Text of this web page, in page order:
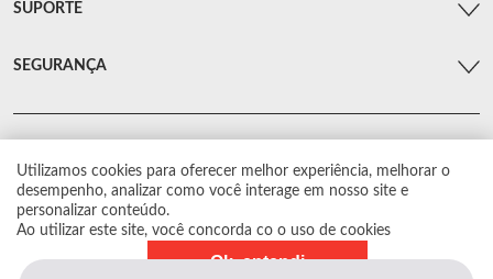
Utilizamos cookies para oferecer melhor experiência, melhorar o
desempenho, analizar como você interage em nosso site e
personalizar conteúdo.
Ao utilizar este site, você concorda co o uso de cookies
Ok, entendi
SUPORTE
SEGURANÇA
© Arsenal Car. Todos os direitos reservados.
Proibida reprodução total ou parcial. Preços e estoque sujeito a alterações sem
aviso prévio.